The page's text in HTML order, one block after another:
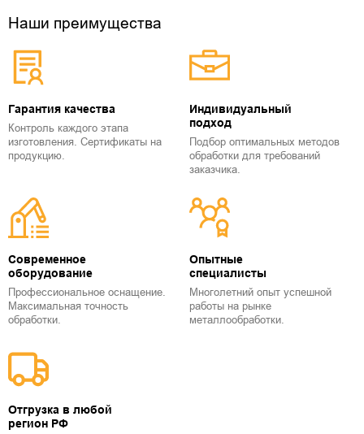
Наши преимущества
Гарантия качества
Контроль каждого этапа
изготовления. Сертификаты на
продукцию.
Индивидуальный
подход
Подбор оптимальных методов
обработки для требований
заказчика.
Современное
оборудование
Профессиональное оснащение.
Максимальная точность
обработки.
Опытные
специалисты
Многолетний опыт успешной
работы на рынке
металлообработки.
Отгрузка в любой
регион РФ